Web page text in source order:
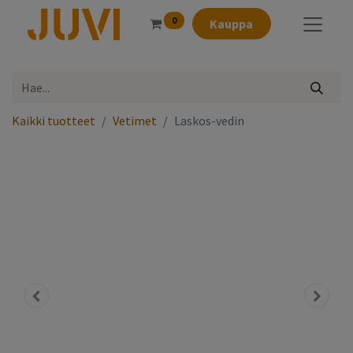
0 Kauppa
Kaikki tuotteet Vetimet Laskos-vedin